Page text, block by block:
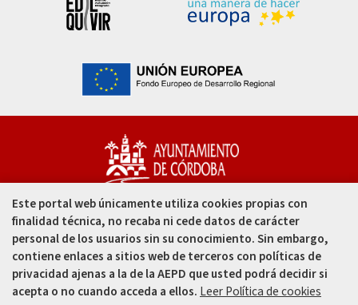
Capitulares, 1. 14002
Córdoba - España
957 49 99 00
957 47 80 50
Este portal web únicamente utiliza cookies propias con
finalidad técnica, no recaba ni cede datos de carácter
personal de los usuarios sin su conocimiento. Sin embargo,
contiene enlaces a sitios web de terceros con políticas de
privacidad ajenas a la de la AEPD que usted podrá decidir si
acepta o no cuando acceda a ellos. Leer Política de cookies